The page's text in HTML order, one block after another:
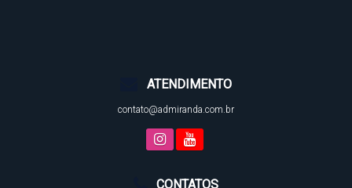
ATENDIMENTO
contato@admiranda.com.br
CONTATOS